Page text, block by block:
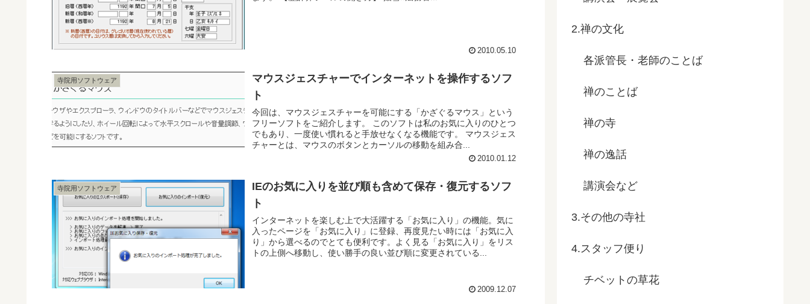
2010.05.10
寺院用ソフトウェア
マウスジェスチャーでインターネットを操作するソフ
ト
今回は、マウスジェスチャーを可能にする「かざぐるマウス」という
フリーソフトをご紹介します。 このソフトは私のお気に入りのひとつ
でもあり、一度使い慣れると手放せなくなる機能です。 マウスジェス
チャーとは、マウスのボタンとカーソルの移動を組み合...
2010.01.12
寺院用ソフトウェア
IEのお気に入りを並び順も含めて保存・復元するソフ
ト
インターネットを楽しむ上で大活躍する「お気に入り」の機能。気に
入ったページを「お気に入り」に登録、再度見たい時には「お気に入
り」から選べるのでとても便利です。よく見る「お気に入り」をリス
トの上側へ移動し、使い勝手の良い並び順に変更されている...
2009.12.07
2.禅の文化
各派管長・老師のことば
禅のことば
禅の寺
禅の逸話
講演会など
3.その他の寺社
4.スタッフ便り
チベットの草花